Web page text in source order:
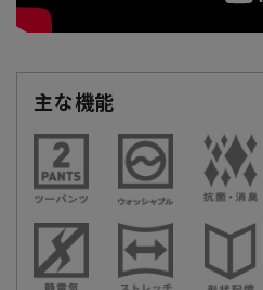
主な機能